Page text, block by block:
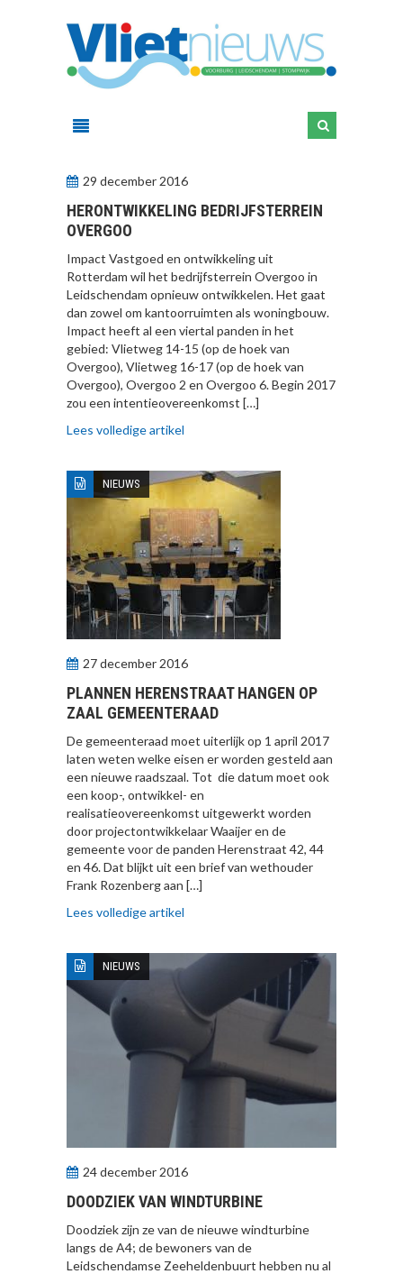
29 december 2016
HERONTWIKKELING BEDRIJFSTERREIN
OVERGOO
Impact Vastgoed en ontwikkeling uit
Rotterdam wil het bedrijfsterrein Overgoo in
Leidschendam opnieuw ontwikkelen. Het gaat
dan zowel om kantoorruimten als woningbouw.
Impact heeft al een viertal panden in het
gebied: Vlietweg 14-15 (op de hoek van
Overgoo), Vlietweg 16-17 (op de hoek van
Overgoo), Overgoo 2 en Overgoo 6. Begin 2017
zou een intentieovereenkomst […]
Lees volledige artikel
NIEUWS
27 december 2016
PLANNEN HERENSTRAAT HANGEN OP
ZAAL GEMEENTERAAD
De gemeenteraad moet uiterlijk op 1 april 2017
laten weten welke eisen er worden gesteld aan
een nieuwe raadszaal. Tot die datum moet ook
een koop-, ontwikkel- en
realisatieovereenkomst uitgewerkt worden
door projectontwikkelaar Waaijer en de
gemeente voor de panden Herenstraat 42, 44
en 46. Dat blijkt uit een brief van wethouder
Frank Rozenberg aan […]
Lees volledige artikel
NIEUWS
24 december 2016
DOODZIEK VAN WINDTURBINE
Doodziek zijn ze van de nieuwe windturbine
langs de A4; de bewoners van de
Leidschendamse Zeeheldenbuurt hebben nu al